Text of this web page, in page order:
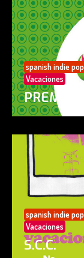
spanish indie pop
Vacaciones
PREMIO
spanish indie pop
Vacaciones
S.C.C.